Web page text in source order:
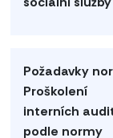
Požadavky
Proškolení
interních
podle normy